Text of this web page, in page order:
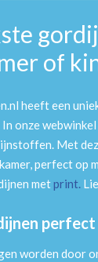
of
heeft een
In onze
Met
perfect op
metprint.
worden door